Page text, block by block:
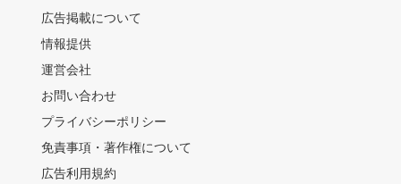
広告掲載について
情報提供
運営会社
お問い合わせ
プライバシーポリシー
免責事項・著作権について
広告利用規約